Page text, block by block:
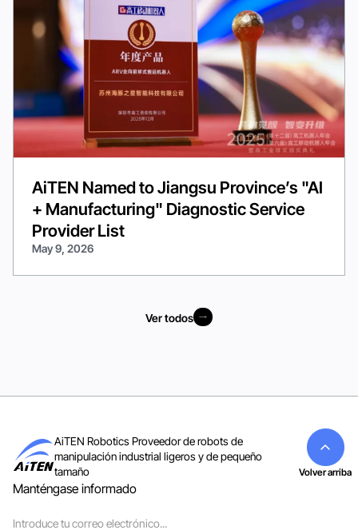
AiTEN Named to Jiangsu Province’s "AI
+ Manufacturing" Diagnostic Service
Provider List
May 9, 2026
Ver todos
AiTEN Robotics Proveedor de robots de
manipulación industrial ligeros y de pequeño
tamaño
Manténgase informado
electrónico
Volver arriba